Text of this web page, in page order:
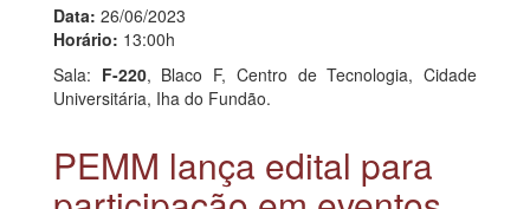
Data: 26/06/2023
Horário: 13:00h
Sala: F-220, Blaco F, Centro de Tecnologia, Cidade
Universitária, Iha do Fundão.
PEMM lança edital para